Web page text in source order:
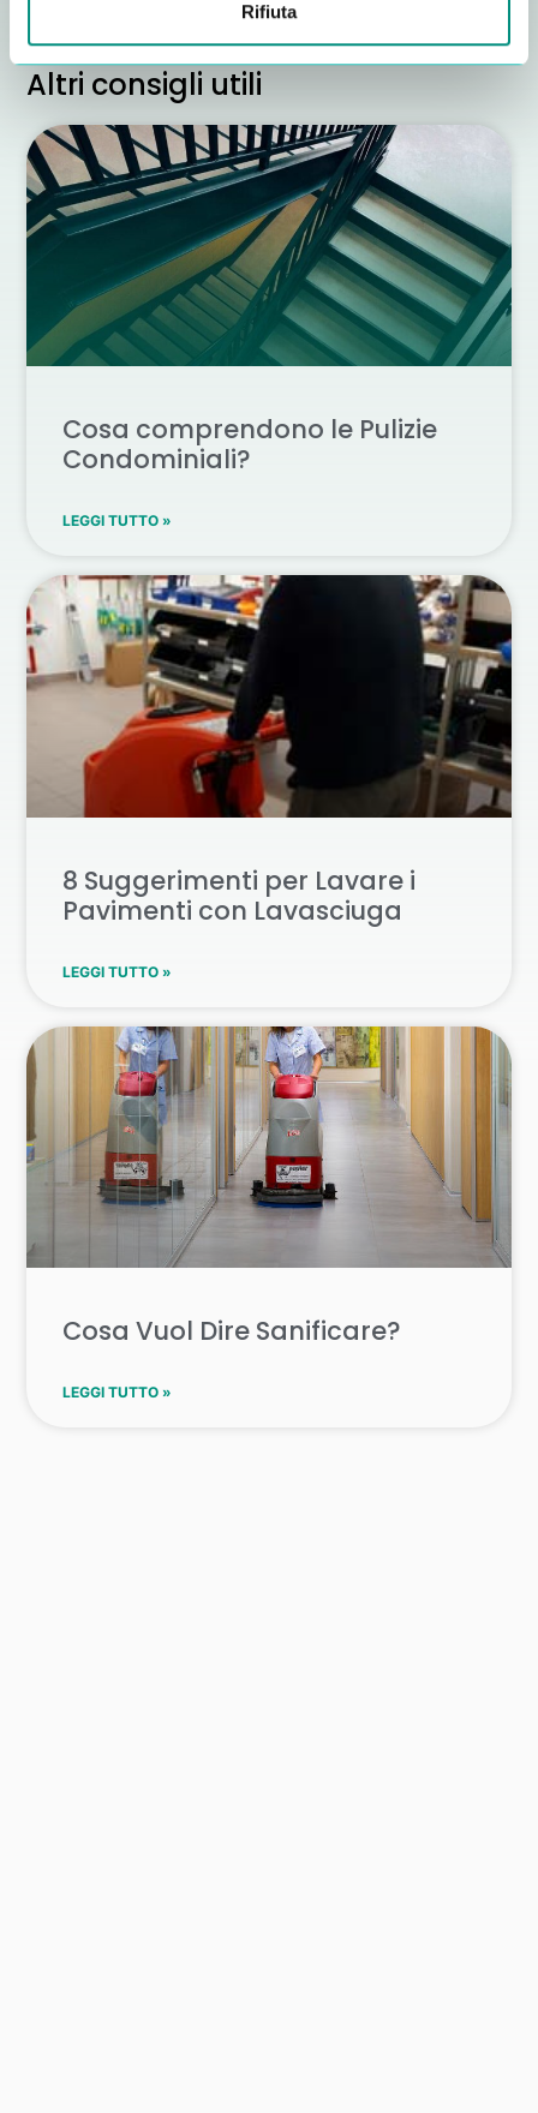
Rifiuta
Altri consigli utili
Cosa comprendono le Pulizie
Condominiali?
LEGGI TUTTO »
8 Suggerimenti per Lavare i
Pavimenti con Lavasciuga
LEGGI TUTTO »
Cosa Vuol Dire Sanificare?
LEGGI TUTTO »